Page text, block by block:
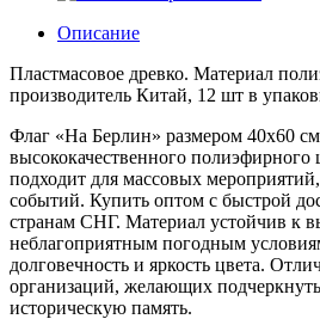
Описание
Пластмасовое древко. Материал
производитель Китай, 12 шт в
Флаг «На Берлин» размером 40х60
высококачественного
подходит для массовых
событий. Купить оптом с быстрой
странам СНГ. Материал устойчив к
неблагоприятным погодным
долговечность и яркость цвета.
организаций, желающих
историческую память.